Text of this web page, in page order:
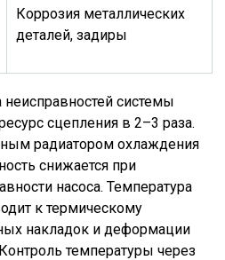
Коррозия металлических
деталей, задиры
системы
сцепления в 2–3 раза.
радиатором охлаждения
снижается при
насоса. Температура
к термическому
накладок и деформации
температуры через